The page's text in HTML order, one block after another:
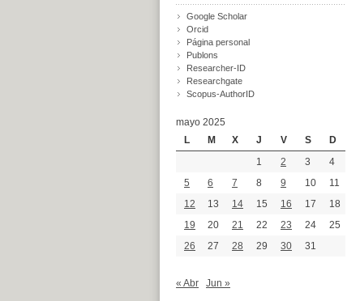
Google Scholar
Orcid
Página personal
Publons
Researcher-ID
Researchgate
Scopus-AuthorID
mayo 2025
L
M X J V S
D
1
2 3
4
5
6 7 8 9 10
11
12
13 14 15 16 17
18
19
20 21 22 23 24
25
26
27 28 29 30 31
« Abr Jun »